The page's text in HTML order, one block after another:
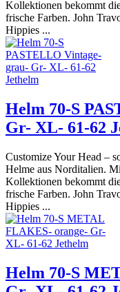
Kollektionen bekommt
frische Farben. John
Hippies ...
Helm 70-S
Gr- XL- 61-62
Customize Your Head –
Helme aus Norditalien.
Kollektionen bekommt
frische Farben. John
Hippies ...
Helm 70-S